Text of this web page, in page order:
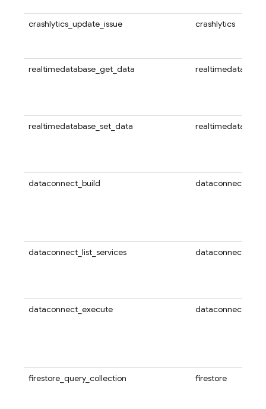
crashlytics_update_issue crashlytics
realtimedatabase_get_data realtimedatabase
realtimedatabase_set_data realtimedatabase
dataconnect_build dataconnect
dataconnect_list_services dataconnect
dataconnect_execute dataconnect
firestore_query_collection firestore